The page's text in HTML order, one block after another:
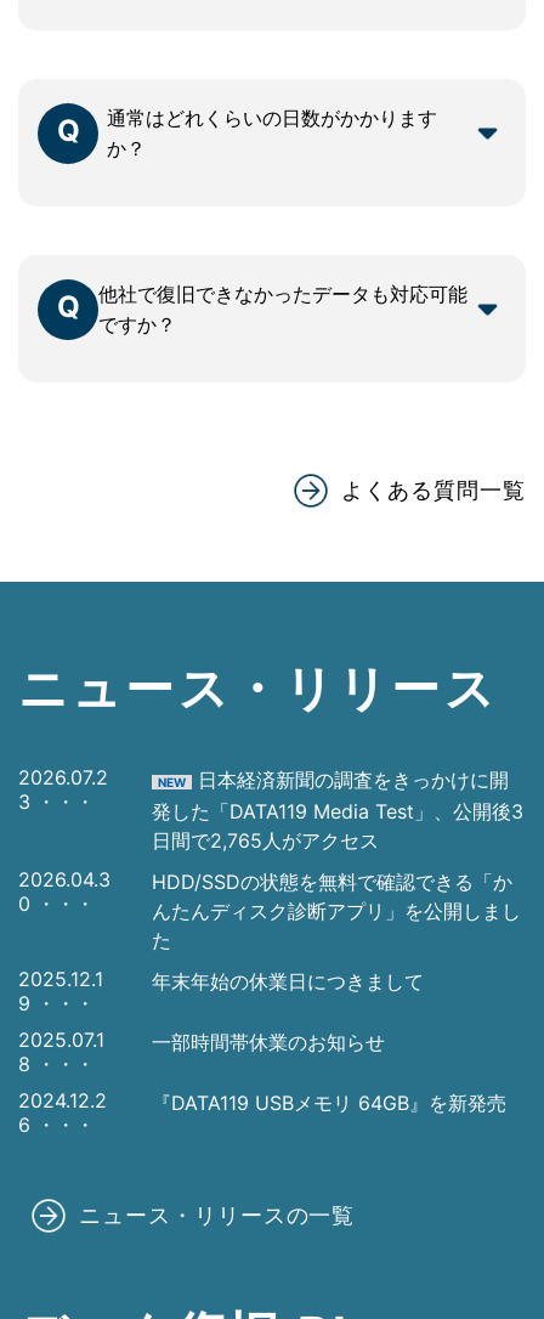
Q
通常はどれくらいの日数がかかります
か？
Q
他社で復旧できなかったデータも対応可能
ですか？
よくある質問一覧
ニュース・リリース
2026.07.2
3
・・・
NEW
日本経済新聞の調査をきっかけに開
発した「DATA119 Media Test」、公開後3
日間で2,765人がアクセス
2026.04.3
0
・・・
HDD/SSDの状態を無料で確認できる「か
んたんディスク診断アプリ」を公開しまし
た
2025.12.1
9
・・・
年末年始の休業日につきまして
2025.07.1
8
・・・
一部時間帯休業のお知らせ
2024.12.2
6
・・・
『DATA119 USBメモリ 64GB』を新発売
ニュース・リリースの一覧